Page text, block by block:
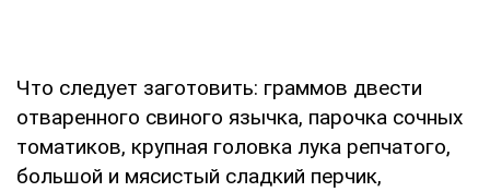
Что следует заготовить: граммов двести
отваренного свиного язычка, парочка сочных
томатиков, крупная головка лука репчатого,
большой и мясистый сладкий перчик,